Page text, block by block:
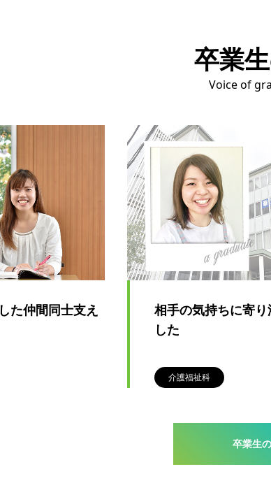
卒業
Voice of
た仲間同士支え
相手の気持ちに寄
した
介護福祉科
卒業生